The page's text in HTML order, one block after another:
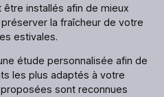
installés afin de mieux
la fraîcheur de votre
estivales.
étude personnalisée afin de
les plus adaptés à votre
sont reconnues